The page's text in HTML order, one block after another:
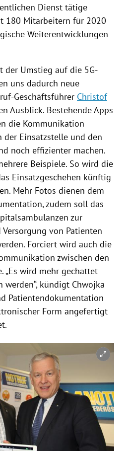
Dienst tätige
180 Mitarbeitern für 2020
Weiterentwicklungen
der Umstieg auf die 5G-
uns dadurch neue
Geschäftsführer Christof
Ausblick. Bestehende Apps
die Kommunikation
der Einsatzstelle und den
noch effizienter machen.
Beispiele. So wird die
Einsatzgeschehen künftig
Mehr Fotos dienen dem
zudem soll das
zur
von Patienten
Forciert wird auch die
zwischen den
„Es wird mehr gechattet
kündigt Chwojka
Patientendokumentation
Form angefertigt
schließen